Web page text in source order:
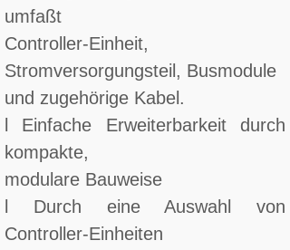
umfaßt
Controller-Einheit,
Stromversorgungsteil, Busmodule
und zugehörige Kabel.
l Einfache Erweiterbarkeit durch
kompakte,
modulare Bauweise
l Durch eine Auswahl von
Controller-Einheiten